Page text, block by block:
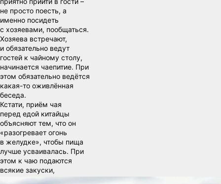
не просто поесть, а
именно посидеть
с хозяевами, пообщаться.
Хозяева встречают,
и обязательно ведут
гостей к чайному столу,
начинается чаепитие. При
этом обязательно ведётся
какая-то оживлённая
беседа.
Кстати, приём чая
перед едой китайцы
объясняют тем, что он
«разогревает огонь
в желудке», чтобы пища
лучше усваивалась. При
этом к чаю подаются
всякие закуски,
например, семечки или